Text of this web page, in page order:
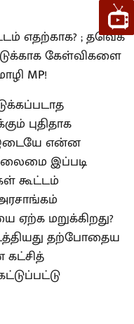
புதிதாக
என்ன
இப்படி
கூட்டம்
ஏற்க மறுக்கிறது?
தற்போதைய